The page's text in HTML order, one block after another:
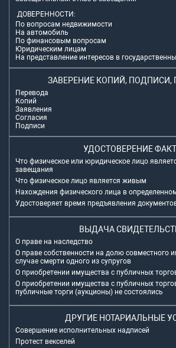
ДОВЕРЕННОСТИ:
По вопросам недвижимости
На автомобиль
По финансовым вопросам
Юридическим лицам
На представление интересов в
ЗАВЕРЕНИЕ КОПИЙ, ПОДПИСИ,
Перевода
Копий
Заявления
Согласия
Подписи
УДОСТОВЕРЕНИЕ
Что физическое или юридическое лицо
завещания
Что физическое лицо является живым
Нахождения физического лица в
Удостоверяет время предъявления
ВЫДАЧА
О праве на наследство
О праве собственности на долю совместного
случае смерти одного из супругов
О приобретении имущества с публичных
О приобретении имущества с публичных
публичные торги (аукционы) не состоялись
ДРУГИЕ НОТАРИАЛЬНЫЕ
Совершение исполнительных надписей
Протест векселей